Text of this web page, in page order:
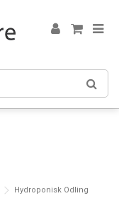
Hydroponisk Odling